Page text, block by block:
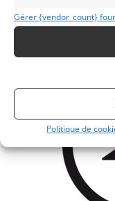
Gérer {vendor_count}
Politique de
AUTO
GT Rallye FFSA